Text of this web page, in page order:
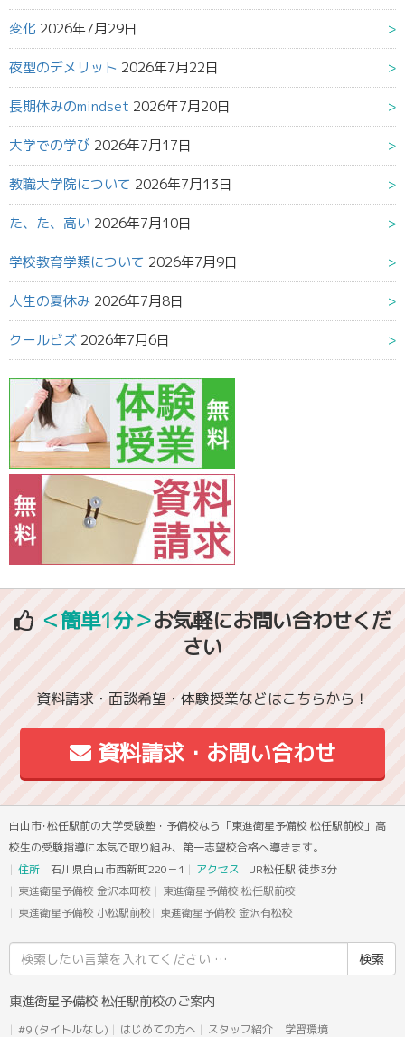
変化 2026年7月29日
夜型のデメリット 2026年7月22日
長期休みのmindset 2026年7月20日
大学での学び 2026年7月17日
教職大学院について 2026年7月13日
た、た、高い 2026年7月10日
学校教育学類について 2026年7月9日
人生の夏休み 2026年7月8日
クールビズ 2026年7月6日
＜簡単1分＞お気軽にお問い合わせくだ
さい
資料請求・面談希望・体験授業などはこちらから！
資料請求・お問い合わせ
白山市･松任駅前の大学受験塾・予備校なら「東進衛星予備校 松任駅前校」高
校生の受験指導に本気で取り組み、第一志望校合格へ導きます。
住所 石川県白山市西新町220－1 アクセス JR松任駅 徒歩3分
東進衛星予備校 金沢本町校
東進衛星予備校 松任駅前校
東進衛星予備校 小松駅前校
東進衛星予備校 金沢有松校
索
結
東進衛星予備校 松任駅前校のご案内
#9 (タイトルなし) はじめての方へ スタッフ紹介 学習環境